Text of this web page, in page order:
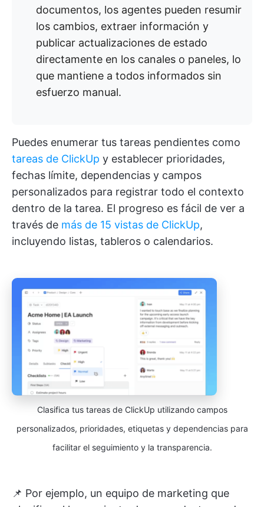
documentos, los agentes pueden resumir
los cambios, extraer información y
publicar actualizaciones de estado
directamente en los canales o paneles, lo
que mantiene a todos informados sin
esfuerzo manual.
Puedes enumerar tus tareas pendientes como
tareas de ClickUp y establecer prioridades,
fechas límite, dependencias y campos
personalizados para registrar todo el contexto
dentro de la tarea. El progreso es fácil de ver a
través de más de 15 vistas de ClickUp,
incluyendo listas, tableros o calendarios.
Clasifica tus tareas de ClickUp utilizando campos
personalizados, prioridades, etiquetas y dependencias para
facilitar el seguimiento y la transparencia.
📌 Por ejemplo, un equipo de marketing que